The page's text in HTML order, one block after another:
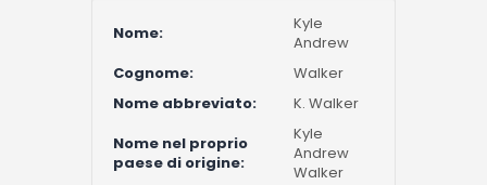
Nome:
Kyle
Andrew
Cognome:
Walker
Nome abbreviato:
K. Walker
Nome nel proprio
paese di origine:
Kyle
Andrew
Walker